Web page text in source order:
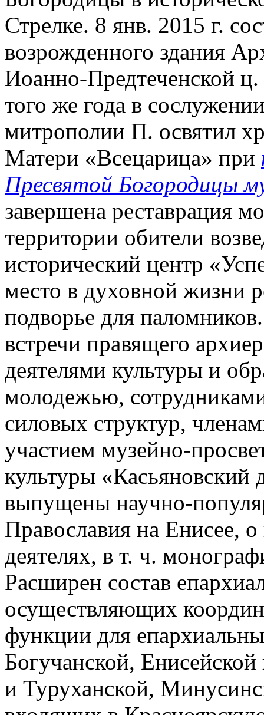
Стрелке. 8 янв. 2015 г.
возрожденного здания
Иоанно-Предтеченской ц.
того же года в
митрополии П. освятил
Матери «Всецарица» при
Пресвятой Богородицы
завершена реставрация
территории обители
исторический центр
место в духовной жизни
подворье для
встречи правящего
деятелями культуры и
молодежью,
силовых структур,
участием музейно-
культуры «Касьяновский
выпущены научно-
Православия на Енисее,
деятелях, в т. ч.
Расширен состав
осуществляющих
функции для
Богучанской,
и Туруханской,